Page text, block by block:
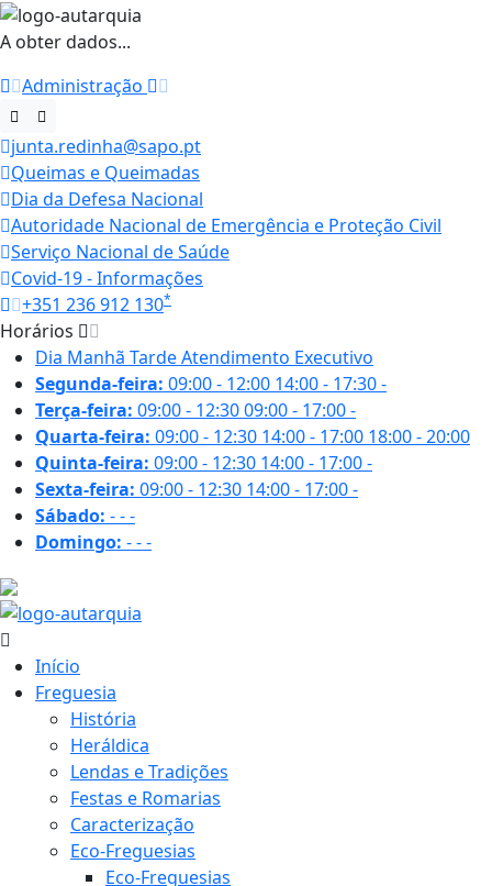
A obter dados...
Administração
junta.redinha@sapo.pt
Queimas e Queimadas
Dia da Defesa Nacional
Autoridade Nacional de Emergência e Proteção Civil
Serviço Nacional de Saúde
Covid-19 - Informações
+351 236 912 130*
Horários
Dia Manhã TardeAtendimento Executivo
Segunda-feira: 09:00 - 12:00 14:00 - 17:30-
Terça-feira: 09:00 - 12:3009:00 - 17:00-
Quarta-feira: 09:00 - 12:30 14:00 - 17:00 18:00 - 20:00
Quinta-feira: 09:00 - 12:30 14:00 - 17:00-
Sexta-feira: 09:00 - 12:30 14:00 - 17:00-
Sábado: ---
Domingo: ---
Início
Freguesia
História
Heráldica
Lendas e Tradições
Festas e Romarias
Caracterização
Eco-Freguesias
Eco-Freguesias